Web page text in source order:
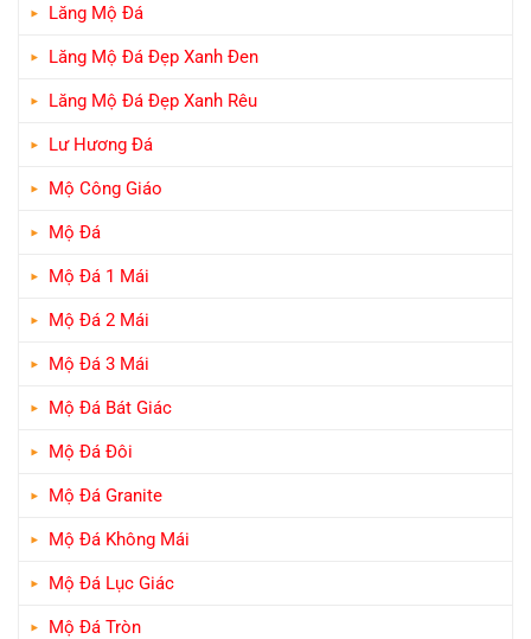
Lăng Mộ Đá
Lăng Mộ Đá Đẹp Xanh Đen
Lăng Mộ Đá Đẹp Xanh Rêu
Lư Hương Đá
Mộ Công Giáo
Mộ Đá
Mộ Đá 1 Mái
Mộ Đá 2 Mái
Mộ Đá 3 Mái
Mộ Đá Bát Giác
Mộ Đá Đôi
Mộ Đá Granite
Mộ Đá Không Mái
Mộ Đá Lục Giác
Mộ Đá Tròn